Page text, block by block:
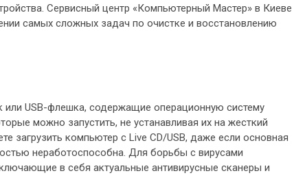
Сервисный центр «Компьютерный Мастер» в Киеве
самых сложных задач по очистке и восстановлению
или USB-флешка, содержащие операционную систему
можно запустить, не устанавливая их на жесткий
загрузить компьютер с Live CD/USB, даже если основная
неработоспособна. Для борьбы с вирусами
в себя актуальные антивирусные сканеры и